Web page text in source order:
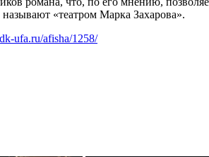
«театром Марка Захарова».
ufa.ru/afisha/1258/